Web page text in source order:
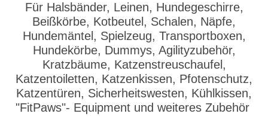
Für Halsbänder, Leinen, Hundegeschirre,
Beißkörbe, Kotbeutel, Schalen, Näpfe,
Hundemäntel, Spielzeug, Transportboxen,
Hundekörbe, Dummys, Agilityzubehör,
Kratzbäume, Katzenstreuschaufel,
Katzentoiletten, Katzenkissen, Pfotenschutz,
Katzentüren, Sicherheitswesten, Kühlkissen,
"FitPaws"- Equipment und weiteres Zubehör